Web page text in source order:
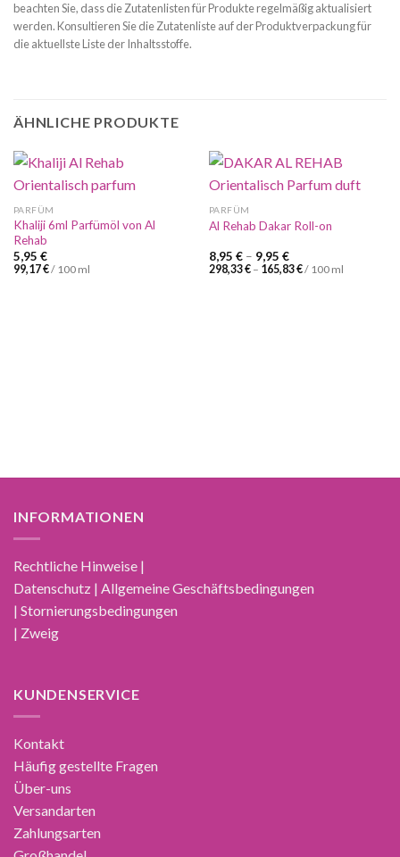
beachten Sie, dass die Zutatenlisten für Produkte regelmäßig aktualisiert
werden. Konsultieren Sie die Zutatenliste auf der Produktverpackung für
die aktuellste Liste der Inhaltsstoffe.
ÄHNLICHE PRODUKTE
PARFÜM
Khaliji 6ml Parfümöl von Al
Rehab
5,95 €
99,17€/ 100 ml
PARFÜM
Al Rehab Dakar Roll-on
8,95 €– 9,95 €
298,33€– 165,83€/ 100 ml
INFORMATIONEN
Rechtliche Hinweise |
Datenschutz | Allgemeine Geschäftsbedingungen
| Stornierungsbedingungen
| Zweig
KUNDENSERVICE
Kontakt
Häufig gestellte Fragen
Über-uns
Versandarten
Zahlungsarten